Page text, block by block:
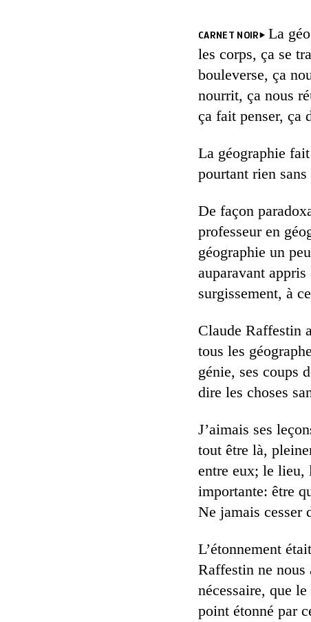
CARNET NOIR
La
les corps, ça se
bouleverse, ça
nourrit, ça nous
ça fait penser, ça
La géographie
pourtant rien sans
De façon
professeur en
géographie un
auparavant
surgissement, à
Claude Raffestin
tous les
génie, ses coups
dire les choses
J’aimais ses
tout être là,
entre eux; le lieu,
importante: être
Ne jamais cesser
L’étonnement
Raffestin ne nous
nécessaire, que
point étonné par